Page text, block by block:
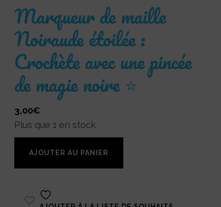
Marqueur de maille
Noiraude étoilée :
Crochète avec une pincée
de magie noire ⭐
3,00€
Plus que 1 en stock
de
AJOUTER AU PANIER